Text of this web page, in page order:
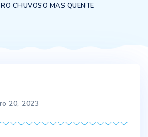
CHUVOSO MAS QUENTE
20, 2023